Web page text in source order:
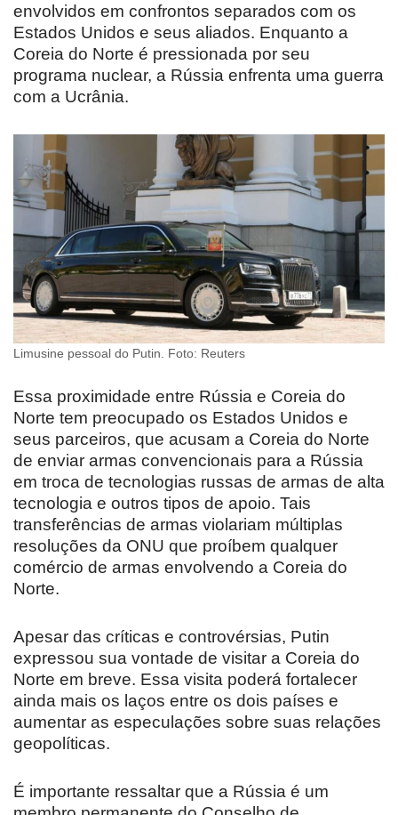
envolvidos em confrontos separados com os
Estados Unidos e seus aliados. Enquanto a
Coreia do Norte é pressionada por seu
programa nuclear, a Rússia enfrenta uma guerra
com a Ucrânia.
Limusine pessoal do Putin. Foto: Reuters
Essa proximidade entre Rússia e Coreia do
Norte tem preocupado os Estados Unidos e
seus parceiros, que acusam a Coreia do Norte
de enviar armas convencionais para a Rússia
em troca de tecnologias russas de armas de alta
tecnologia e outros tipos de apoio. Tais
transferências de armas violariam múltiplas
resoluções da ONU que proíbem qualquer
comércio de armas envolvendo a Coreia do
Norte.
Apesar das críticas e controvérsias, Putin
expressou sua vontade de visitar a Coreia do
Norte em breve. Essa visita poderá fortalecer
ainda mais os laços entre os dois países e
aumentar as especulações sobre suas relações
geopolíticas.
É importante ressaltar que a Rússia é um